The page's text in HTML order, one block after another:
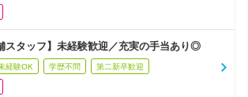
スタッフ】未経験歓迎／充実の手当あり◎
経験OK 学歴不問 第二新卒歓迎